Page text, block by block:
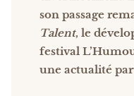
son passage
Talent, le
festival
une actualité